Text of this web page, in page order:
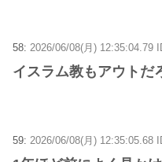
58: 2026/06/08(月) 12:35:04.79
イスラム教もアウトだ
59: 2026/06/08(月) 12:35:05.68